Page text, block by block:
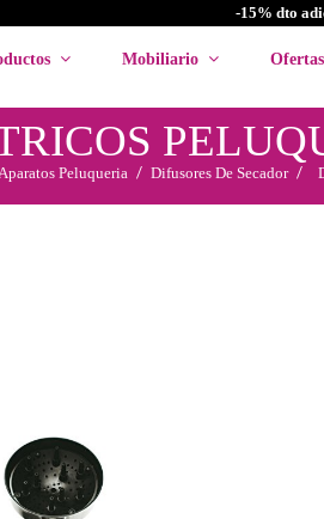
-15% dto
Mobiliario Ofertas
Peluqueria Difusores De Secador